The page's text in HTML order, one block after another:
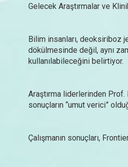
Gelecek Araştırmalar ve
Bilim insanları, deoksiriboz
dökülmesinde değil, aynı
kullanılabileceğini belirtiyor.
Araştırma liderlerinden Prof.
sonuçların “umut verici”
Çalışmanın sonuçları,